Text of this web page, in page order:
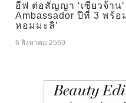
อีฟ ต่อสัญญา ‘เซียวจ้าน
Ambassador ปีที่ 3 พร้อ
หอมมะลิ’
6 สิงหาคม 2569